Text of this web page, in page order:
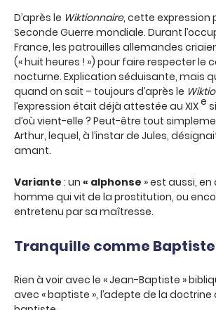
D’après le Wiktionnaire, cette expression
Seconde Guerre mondiale. Durant
France, les patrouilles allemandes
(« huit heures ! ») pour faire respecter le
nocturne. Explication séduisante, mais
quand on sait – toujours d’après le
l’expression était déjà attestée au XIXe
d’où vient-elle ? Peut-être tout
Arthur, lequel, à l’instar de Jules,
amant.
Variante : un « alphonse » est aussi,
homme qui vit de la prostitution, ou
entretenu par sa maîtresse.
Tranquille comme Baptiste
Rien à voir avec le « Jean-Baptiste »
avec « baptiste », l’adepte de la doctrine